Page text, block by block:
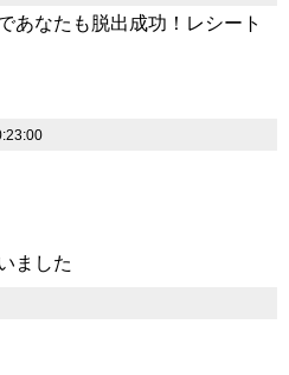
あなたも脱出成功！レシート
ました